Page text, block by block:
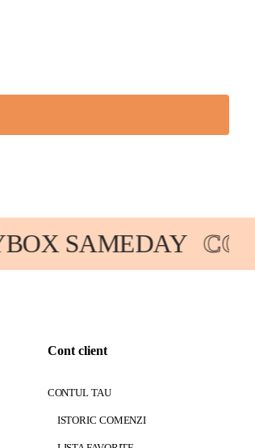
SAMEDAY
Cont client
CONTUL TAU
ISTORIC COMENZI